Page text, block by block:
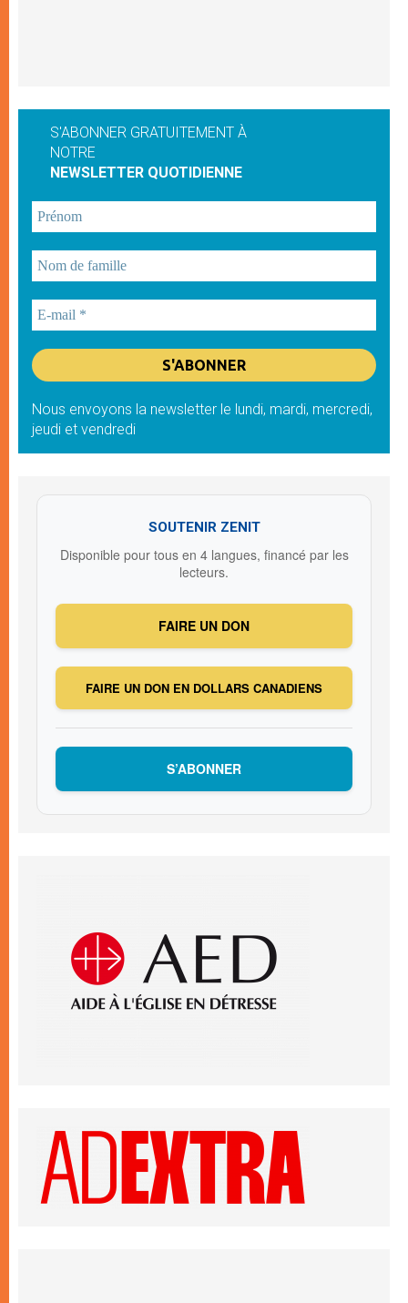
S'ABONNER GRATUITEMENT À
NOTRE
NEWSLETTER QUOTIDIENNE
Nous envoyons la newsletter le lundi, mardi, mercredi,
jeudi et vendredi
SOUTENIR ZENIT
Disponible pour tous en 4 langues, financé par les
lecteurs.
FAIRE UN DON
FAIRE UN DON EN DOLLARS CANADIENS
S’ABONNER